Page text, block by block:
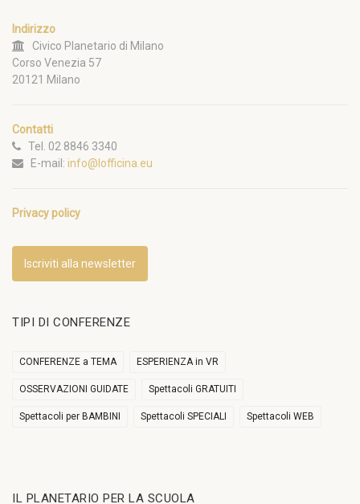
Indirizzo
Civico Planetario di Milano
Corso Venezia 57
20121 Milano
Contatti
Tel. 02 8846 3340
E-mail: info@lofficina.eu
Privacy policy
Iscriviti alla newsletter
TIPI DI CONFERENZE
CONFERENZE a TEMA ESPERIENZA in VR
OSSERVAZIONI GUIDATE Spettacoli GRATUITI
Spettacoli per BAMBINI Spettacoli SPECIALI Spettacoli WEB
IL PLANETARIO PER LA SCUOLA